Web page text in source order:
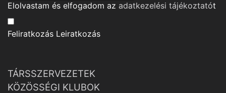
Elolvastam és elfogadom az adatkezelési tájékoztatót
Feliratkozás Leiratkozás
TÁRSSZERVEZETEK
KÖZÖSSÉGI KLUBOK